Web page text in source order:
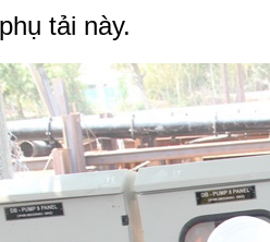
tải này.